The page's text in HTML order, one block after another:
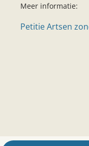
Meer informatie:
Petitie Artsen